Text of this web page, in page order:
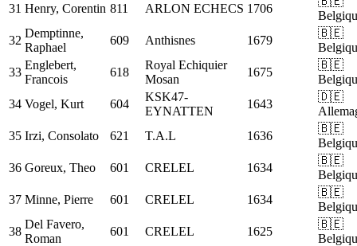
31 Henry, Corentin 811 ARLON ECHECS 1706
32
Demptinne,
Raphael
609 Anthisnes 1679
🇧🇪
33
Englebert,
Francois
618
Royal Echiquier
Mosan
1675
🇧🇪
34 Vogel, Kurt 604
KSK47-
EYNATTEN
1643
🇩🇪
35 Irzi, Consolato 621 T.A.L 1636
🇧🇪
36 Goreux, Theo 601 CRELEL 1634
🇧🇪
37 Minne, Pierre 601 CRELEL 1634
🇧🇪
38
Del Favero,
Roman
601 CRELEL 1625
🇧🇪